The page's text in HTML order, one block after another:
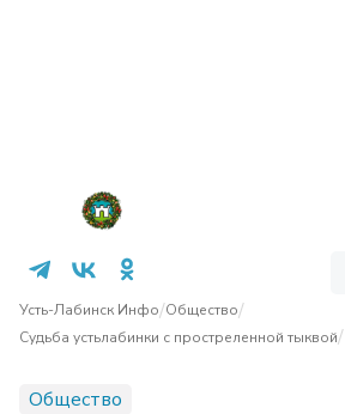
Усть-Лабинск Инфо/Общество/
Судьба устьлабинки с простреленной тыквой/
Общество